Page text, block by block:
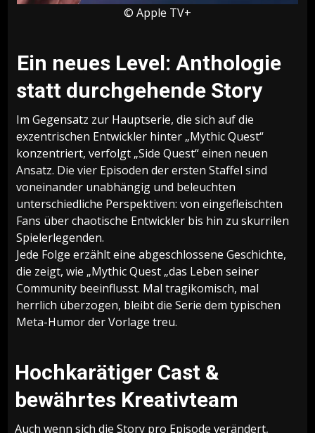
© Apple TV+
Ein neues Level: Anthologie
statt durchgehende Story
Im Gegensatz zur Hauptserie, die sich auf die
exzentrischen Entwickler hinter „Mythic Quest“
konzentriert, verfolgt „Side Quest“ einen neuen
Ansatz. Die vier Episoden der ersten Staffel sind
voneinander unabhängig und beleuchten
unterschiedliche Perspektiven: von eingefleischten
Fans über chaotische Entwickler bis hin zu skurrilen
Spielerlegenden.
Jede Folge erzählt eine abgeschlossene Geschichte,
die zeigt, wie „Mythic Quest „das Leben seiner
Community beeinflusst. Mal tragikomisch, mal
herrlich überzogen, bleibt die Serie dem typischen
Meta-Humor der Vorlage treu.
Hochkarätiger Cast &
bewährtes Kreativteam
Auch wenn sich die Story pro Episode verändert,